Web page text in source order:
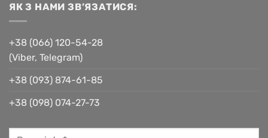
ЯК З НАМИ ЗВ’ЯЗАТИСЯ:
+38 (066) 120-54-28
(Viber, Telegram)
+38 (093) 874-61-85
+38 (098) 074-27-73